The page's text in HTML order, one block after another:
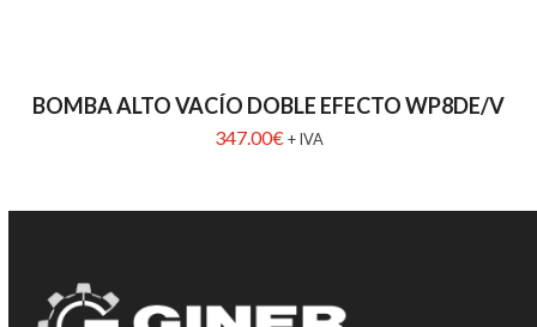
BOMBA ALTO VACÍO DOBLE EFECTO WP8DE/V
347.00€ + IVA